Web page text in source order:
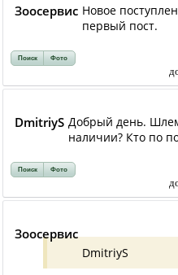
Зоосервис Новое
первый пост.
Поиск Фото
DmitriyS Добрый день.
наличии? Кто по
Поиск Фото
Зоосервис
DmitriyS